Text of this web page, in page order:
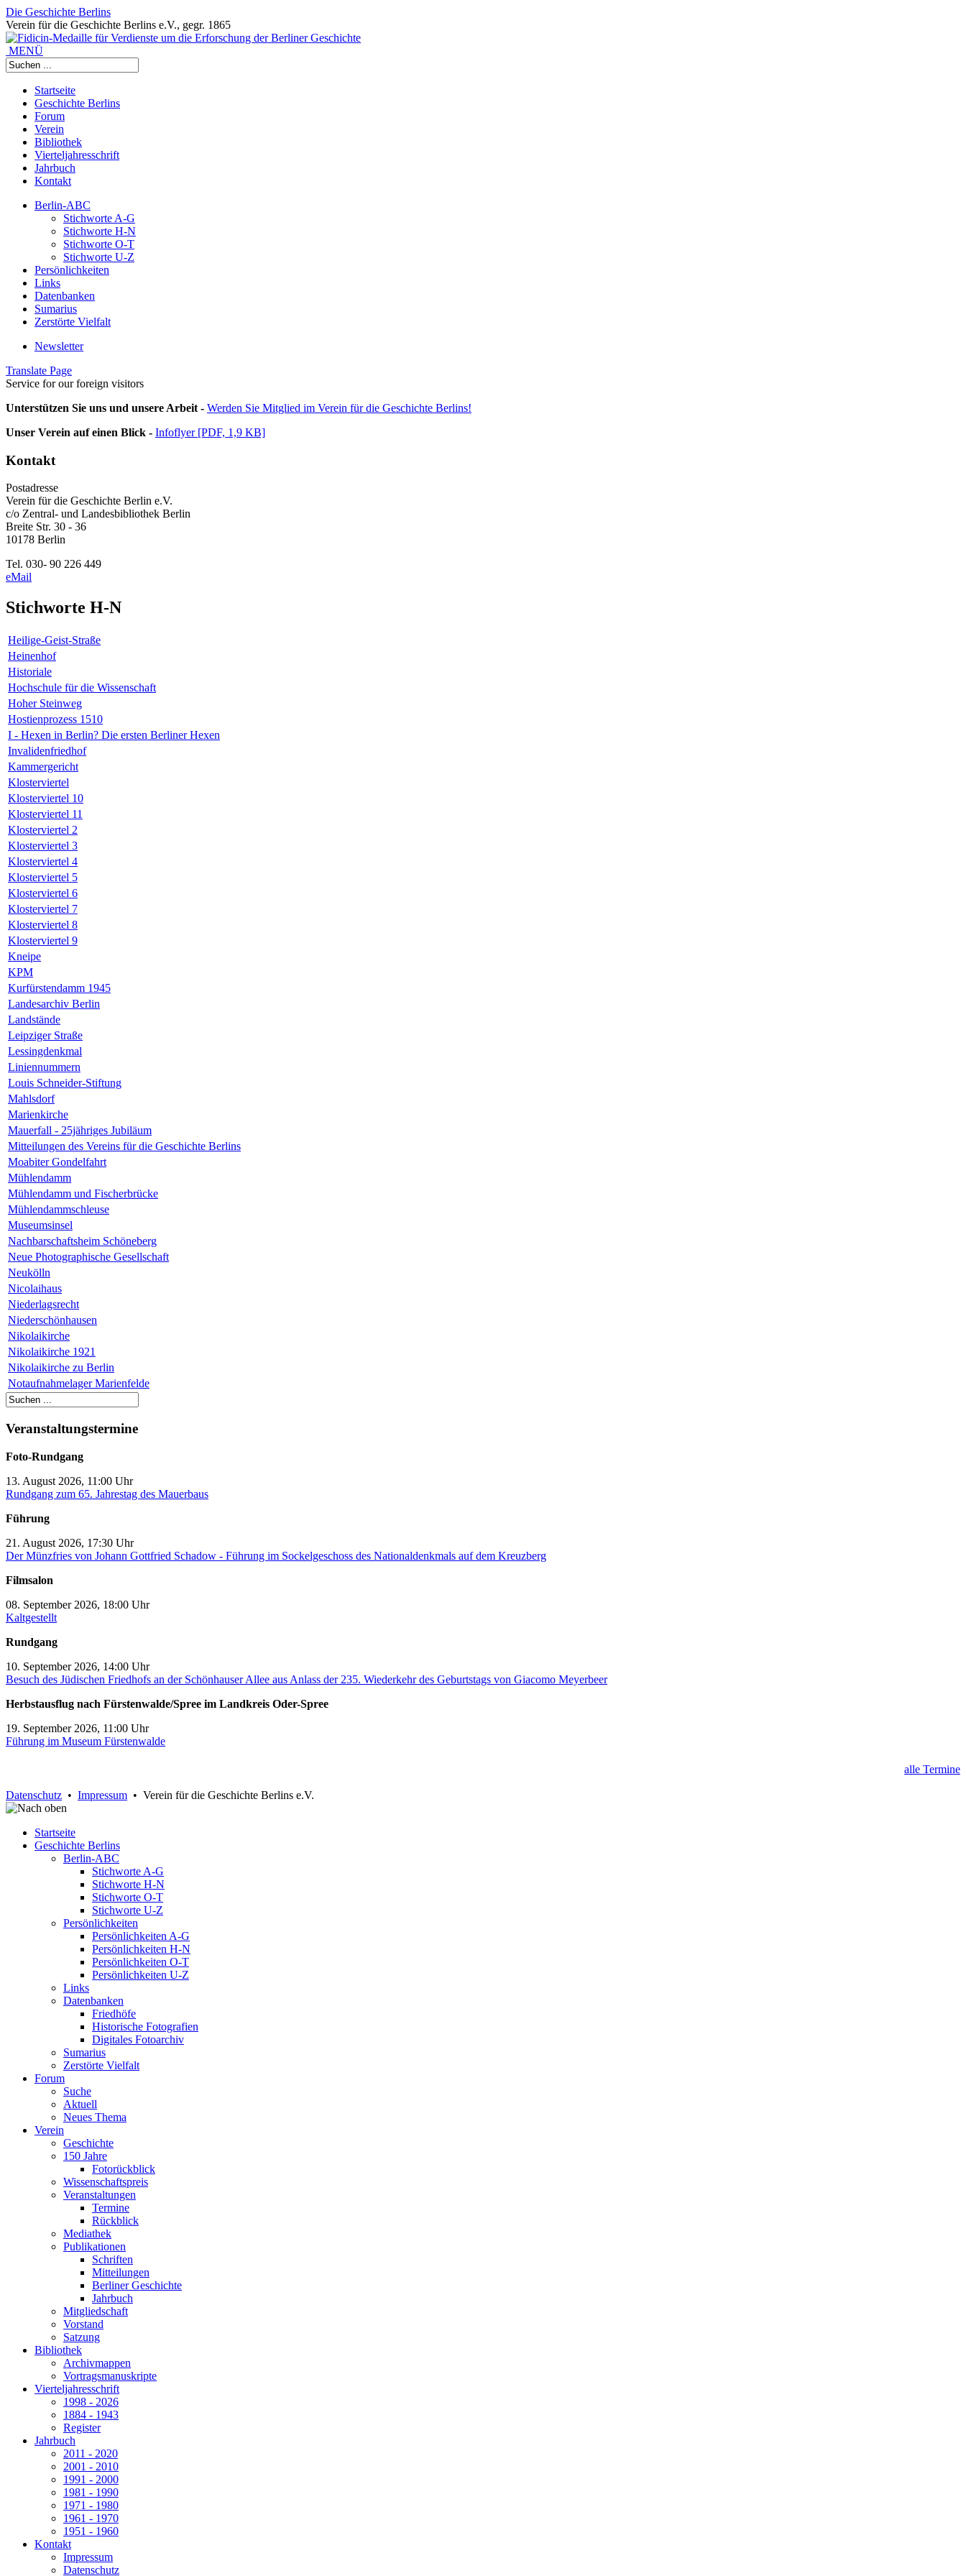
Die Geschichte Berlins
Verein für die Geschichte Berlins e.V., gegr. 1865
MENÜ
Startseite
Geschichte Berlins
Forum
Verein
Bibliothek
Vierteljahresschrift
Jahrbuch
Kontakt
Berlin-ABC
Stichworte A-G
Stichworte H-N
Stichworte O-T
Stichworte U-Z
Persönlichkeiten
Links
Datenbanken
Sumarius
Zerstörte Vielfalt
Newsletter
Translate Page
Service for our foreign visitors
Unterstützen Sie uns und unsere Arbeit - Werden Sie Mitglied im Verein für die Geschichte Berlins!
Unser Verein auf einen Blick - Infoflyer [PDF, 1,9 KB]
Kontakt
Postadresse
Verein für die Geschichte Berlin e.V.
c/o Zentral- und Landesbibliothek Berlin
Breite Str. 30 - 36
10178 Berlin
Tel. 030- 90 226 449
eMail
Stichworte H-N
Heilige-Geist-Straße
Heinenhof
Historiale
Hochschule für die Wissenschaft
Hoher Steinweg
Hostienprozess 1510
I - Hexen in Berlin? Die ersten Berliner Hexen
Invalidenfriedhof
Kammergericht
Klosterviertel
Klosterviertel 10
Klosterviertel 11
Klosterviertel 2
Klosterviertel 3
Klosterviertel 4
Klosterviertel 5
Klosterviertel 6
Klosterviertel 7
Klosterviertel 8
Klosterviertel 9
Kneipe
KPM
Kurfürstendamm 1945
Landesarchiv Berlin
Landstände
Leipziger Straße
Lessingdenkmal
Liniennummern
Louis Schneider-Stiftung
Mahlsdorf
Marienkirche
Mauerfall - 25jähriges Jubiläum
Mitteilungen des Vereins für die Geschichte Berlins
Moabiter Gondelfahrt
Mühlendamm
Mühlendamm und Fischerbrücke
Mühlendammschleuse
Museumsinsel
Nachbarschaftsheim Schöneberg
Neue Photographische Gesellschaft
Neukölln
Nicolaihaus
Niederlagsrecht
Niederschönhausen
Nikolaikirche
Nikolaikirche 1921
Nikolaikirche zu Berlin
Notaufnahmelager Marienfelde
Veranstaltungstermine
Foto-Rundgang
13. August 2026, 11:00 Uhr
Rundgang zum 65. Jahrestag des Mauerbaus
Führung
21. August 2026, 17:30 Uhr
Der Münzfries von Johann Gottfried Schadow - Führung im Sockelgeschoss des Nationaldenkmals auf dem Kreuzberg
Filmsalon
08. September 2026, 18:00 Uhr
Kaltgestellt
Rundgang
10. September 2026, 14:00 Uhr
Besuch des Jüdischen Friedhofs an der Schönhauser Allee aus Anlass der 235. Wiederkehr des Geburtstags von Giacomo Meyerbeer
Herbstausflug nach Fürstenwalde/Spree im Landkreis Oder-Spree
19. September 2026, 11:00 Uhr
Führung im Museum Fürstenwalde
alle Termine
Datenschutz • Impressum • Verein für die Geschichte Berlins e.V.
Startseite
Geschichte Berlins
Berlin-ABC
Stichworte A-G
Stichworte H-N
Stichworte O-T
Stichworte U-Z
Persönlichkeiten
Persönlichkeiten A-G
Persönlichkeiten H-N
Persönlichkeiten O-T
Persönlichkeiten U-Z
Links
Datenbanken
Friedhöfe
Historische Fotografien
Digitales Fotoarchiv
Sumarius
Zerstörte Vielfalt
Forum
Suche
Aktuell
Neues Thema
Verein
Geschichte
150 Jahre
Fotorückblick
Wissenschaftspreis
Veranstaltungen
Termine
Rückblick
Mediathek
Publikationen
Schriften
Mitteilungen
Berliner Geschichte
Jahrbuch
Mitgliedschaft
Vorstand
Satzung
Bibliothek
Archivmappen
Vortragsmanuskripte
Vierteljahresschrift
1998 - 2026
1884 - 1943
Register
Jahrbuch
2011 - 2020
2001 - 2010
1991 - 2000
1981 - 1990
1971 - 1980
1961 - 1970
1951 - 1960
Kontakt
Impressum
Datenschutz